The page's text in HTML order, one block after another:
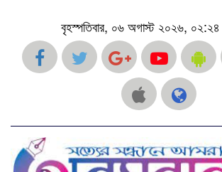
বৃহস্পতিবার, ০৬ অগাস্ট ২০২৬,